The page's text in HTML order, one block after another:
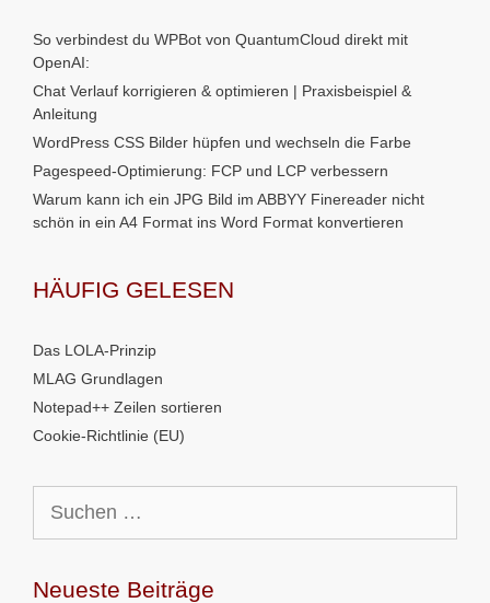
So verbindest du WPBot von QuantumCloud direkt mit
OpenAI:
Chat Verlauf korrigieren & optimieren | Praxisbeispiel &
Anleitung
WordPress CSS Bilder hüpfen und wechseln die Farbe
Pagespeed-Optimierung: FCP und LCP verbessern
Warum kann ich ein JPG Bild im ABBYY Finereader nicht
schön in ein A4 Format ins Word Format konvertieren
HÄUFIG GELESEN
Das LOLA-Prinzip
MLAG Grundlagen
Notepad++ Zeilen sortieren
Cookie-Richtlinie (EU)
nach:
Neueste Beiträge